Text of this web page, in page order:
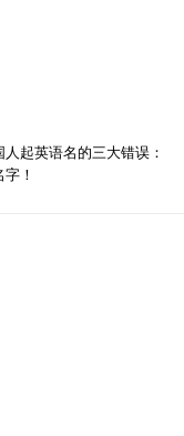
起英语名的三大错误：
！